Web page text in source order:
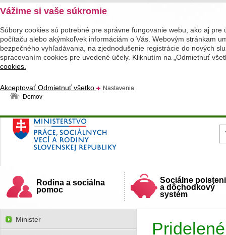
Vážime si vaše súkromie
Súbory cookies sú potrebné pre správne fungovanie webu, ako aj
počítaču alebo akýmkoľvek informáciám o Vás. Webovým stránkam
bezpečného vyhľadávania, na zjednodušenie registrácie do nových
spracovaním cookies pre uvedené účely. Kliknutím na „Odmietnuť
cookies.
AkceptovaťOdmietnuť všetko
Nastavenia
Domov
Ministerstvo práce, sociálnych vecí a rodiny
Slovenskej republiky
Rodina a sociálna
pomoc
Sociálne
a dôchodkový
systém
Minister